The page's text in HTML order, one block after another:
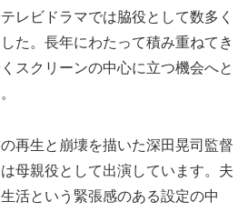
レビドラマでは脇役として数多く
た。長年にわたって積み重ねてき
スクリーンの中心に立つ機会へと
再生と崩壊を描いた深田晃司監督
母親役として出演しています。夫
活という緊張感のある設定の中